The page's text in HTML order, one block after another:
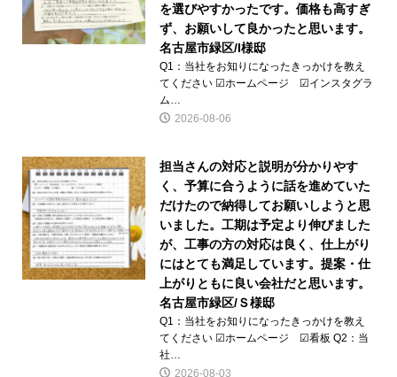
を選びやすかったです。価格も高すぎ
ず、お願いして良かったと思います。
名古屋市緑区/I様邸
Q1：当社をお知りになったきっかけを教え
てください ☑ホームページ ☑インスタグラ
ム…
2026-08-06
担当さんの対応と説明が分かりやす
く、予算に合うように話を進めていた
だけたので納得してお願いしようと思
いました。工期は予定より伸びました
が、工事の方の対応は良く、仕上がり
にはとても満足しています。提案・仕
上がりともに良い会社だと思います。
名古屋市緑区/Ｓ様邸
Q1：当社をお知りになったきっかけを教え
てください ☑ホームページ ☑看板 Q2：当
社…
2026-08-03